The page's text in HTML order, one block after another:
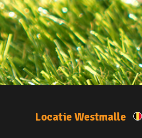
Locatie Westmalle